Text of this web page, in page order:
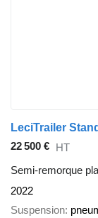
LeciTrailer
22 500 € HT
Semi-remorque
2022
Suspension